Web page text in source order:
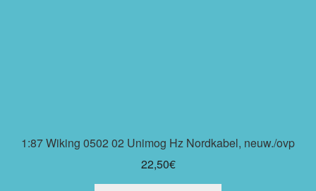
1:87 Wiking 0502 02 Unimog Hz Nordkabel, neuw./ovp
22,50€